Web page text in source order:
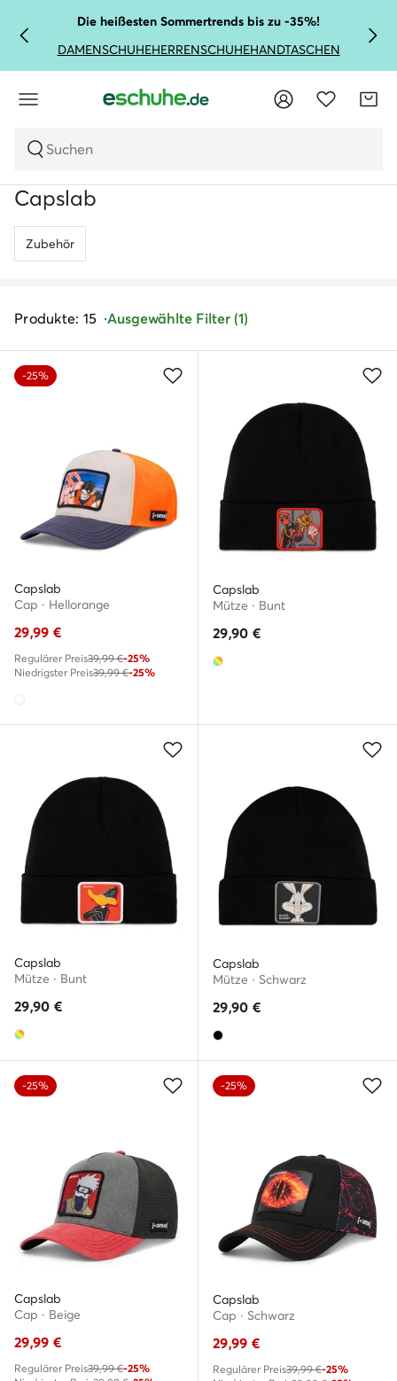
Die heißesten Sommertrends bis zu -35%!
DAMENSCHUHEHERRENSCHUHEHANDTASCHEN
Suchen
Capslab
Zubehör
Produkte: 15 Ausgewählte Filter (1)
-25%
Capslab
Cap · Hellorange
29,99 €
Regulärer Preis39,99 €-25%
Niedrigster Preis39,99 €-25%
Capslab
Mütze · Bunt
29,90 €
Capslab
Mütze · Bunt
29,90 €
Capslab
Mütze · Schwarz
29,90 €
-25%
Capslab
Cap · Beige
29,99 €
Regulärer Preis39,99 €-25%
-25%
Capslab
Cap · Schwarz
29,99 €
Regulärer Preis39,99 €-25%